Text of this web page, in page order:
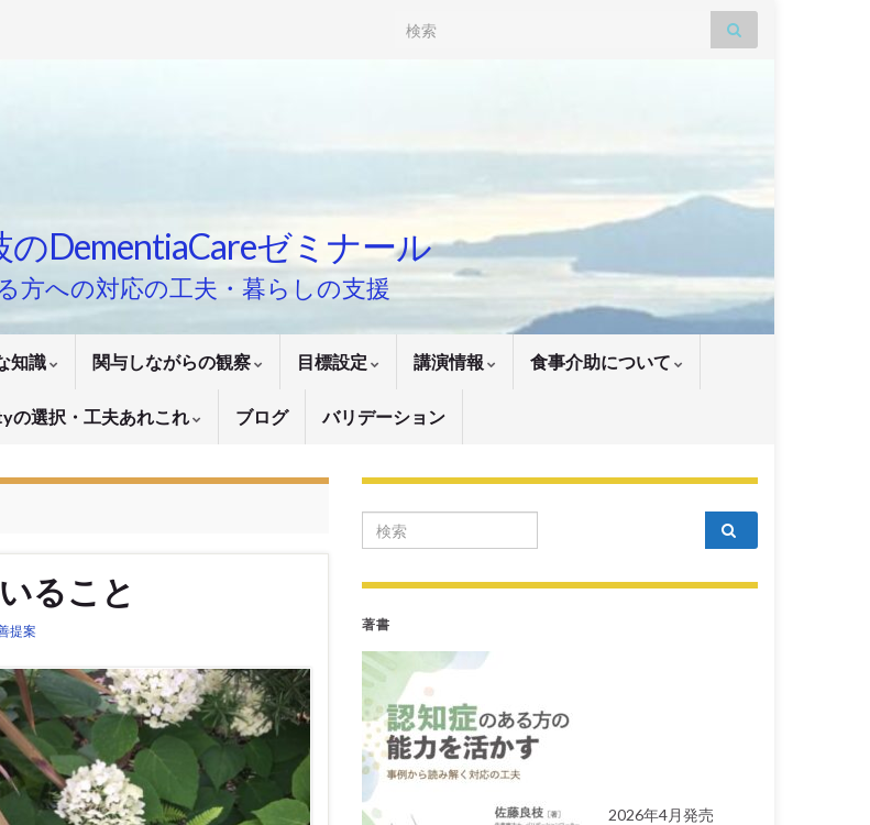
Search for:
のDementiaCareゼミナール
方への対応の工夫・暮らしの支援
知識 関与しながらの観察 目標設定 講演情報 食事介助について
の選択・工夫あれこれ ブログ バリデーション
ること
提案
Search for:
著書
2026年4月発売